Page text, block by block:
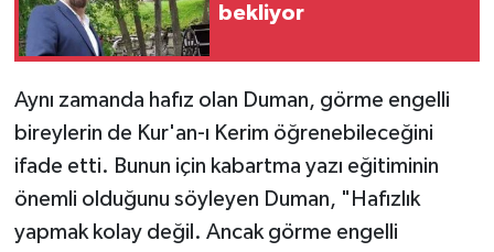
bekliyor
Aynı zamanda hafız olan Duman, görme engelli
bireylerin de Kur'an-ı Kerim öğrenebileceğini
ifade etti. Bunun için kabartma yazı eğitiminin
önemli olduğunu söyleyen Duman, "Hafızlık
yapmak kolay değil. Ancak görme engelli